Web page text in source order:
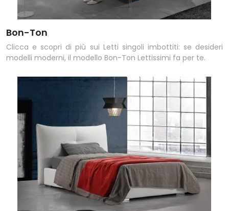
Bon-Ton
Clicca e scopri di più sui Letti singoli imbottiti: se desideri
modelli moderni, il modello Bon-Ton Lettissimi fa per te.